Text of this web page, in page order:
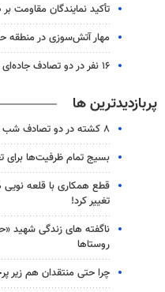
تأکید نمایندگان مقاومت
مهار آتش‌سوزی در منطقه
۱۶ نفر در دو تصادف جاده‌ای محورهای ساوه مصدوم شدند
پربازدیدترین ها
۸ کشته در دو تصادف شب گذشته
بسیج تمام ظرفیت‌ها برای
قطع همکاری با قلعه
تغییر کرد!
ناگفته های زندگی شهید
روستاها
چرا حتی منتقدان هم زیر